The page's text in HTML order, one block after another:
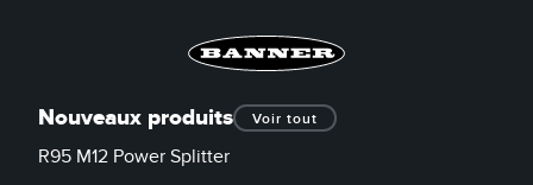
Nouveaux produits Voir tout
R95 M12 Power Splitter